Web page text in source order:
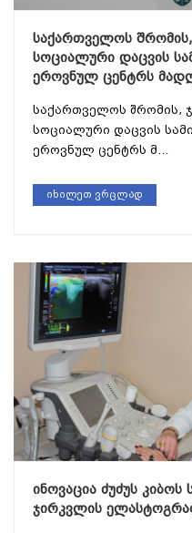
საქართველოს
სოციალური დაცვის
ეროვნულ ცენტრს
საქართველოს შრომის,
სოციალური დაცვის
ეროვნულ ცენტრს მ...
იხილეთ ვრცლად
ინოვაცია ძუძუს კიბოს
ჯირკვლის